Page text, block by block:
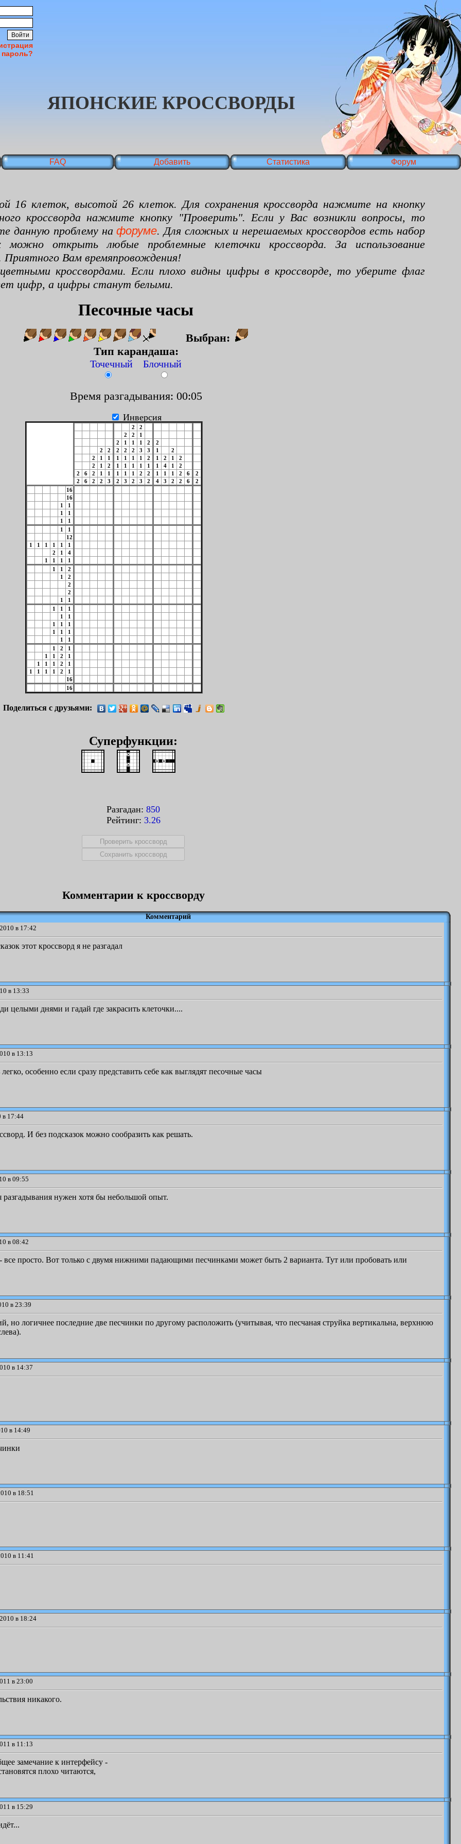
ЯПОНСКИЕ КРОССВОРДЫ
FAQ Добавить Статистика Форум
клеток, высотой 26 клеток. Для сохранения кроссворда нажмите на кнопку
кроссворда нажмите кнопку "Проверить". Если у Вас возникли вопросы, то
данную проблему нафоруме. Для сложных и нерешаемых кроссвордов есть набор
открыть любые проблемные клеточки кроссворда. За использование
Вам времяпровождения!
кроссвордами. Если плохо видны цифры в кроссворде, то уберите флаг
цифр, а цифры станут белыми.
Песочные часы
Выбран:
Тип карандаша:
Точечный Блочный
Время разгадывания: 00:06
Инверсия
2
2
2
2
1
2
1 1 1 2
2
2
2 2 2 2 3 3 1
2
2
1 1 1 1 1 1 2 1 2 1
2
2
1 2 1 1 1 1 1 1 4 1
2
2
6 2 1 1 1 1 1 2 2 1 1 1 2 6
2
2
6 2 2 3 2 3 2 3 2 4 3 2 2 6
2
16
16
1
1
1
1
1
1
1
1
12
1
1 1 1 1
1
2
1
4
1
1 1
1
1
1
2
1
2
2
2
1
1
1
1
1
1
1
1
1
1
1
1
1
1
1
1
2
1
1
1 2
1
1
1 1 2
1
1
1 1 1 2
1
16
16
Поделиться с друзьями:
Суперфункции:
Разгадан: 850
Рейтинг: 3.26
Комментарии к кроссворду
Комментарий
в 17:42
этот кроссворд я не разгадал
в 13:33
целыми днями и гадай где закрасить клеточки....
в 13:13
особенно если сразу представить себе как выглядят песочные часы
в 17:44
И без подсказок можно сообразить как решать.
в 09:55
нужен хотя бы небольшой опыт.
в 08:42
все просто. Вот только с двумя нижними падающими песчинками может быть 2 варианта. Тут или пробовать или
в 23:39
но логичнее последние две песчинки по другому расположить (учитывая, что песчаная струйка вертикальна, верхнюю
в 14:37
в 14:49
в 18:51
в 11:41
в 18:24
в 23:00
никакого.
в 11:13
замечание к интерфейсу -
плохо читаются,
в 15:29